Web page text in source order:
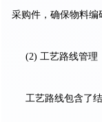
采购件，确保物料编
(2) 工艺路线管理
工艺路线包含了